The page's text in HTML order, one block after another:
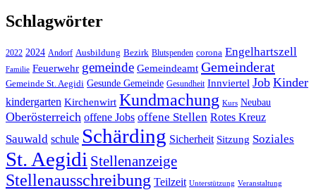
Schlagwörter
2022 2024 Andorf Ausbildung Bezirk Blutspenden corona Engelhartszell
Familie Feuerwehr gemeinde Gemeindeamt Gemeinderat
Gemeinde St. Aegidi Gesunde Gemeinde Gesundheit Innviertel Job Kinder
kindergarten Kirchenwirt Kundmachung Kurs Neubau
Oberösterreich offene Jobs offene Stellen Rotes Kreuz
Sauwald schule Schärding Sicherheit Sitzung Soziales
St. Aegidi Stellenanzeige
Stellenausschreibung Teilzeit Unterstützung Veranstaltung